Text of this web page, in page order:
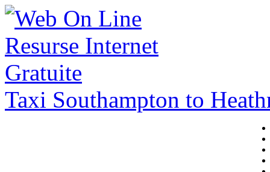
Taxi Southampton to